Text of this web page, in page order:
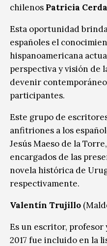
chilenos Patricia
Esta oportunidad
españoles el
hispanoamericana
perspectiva y visión de
devenir
participantes.
Este grupo de
anfitriones a los
Jesús Maeso de la
encargados de las
novela histórica de
respectivamente.
Valentín Trujillo
Es un escritor, profesor
2017 fue incluido en la